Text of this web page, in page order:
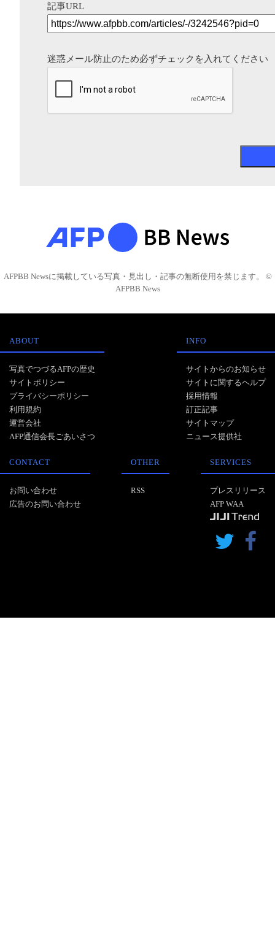
記事URL
迷惑メール防止のため必ずチェックを入れてください
AFPBB Newsに掲載している写真・見出し・記事の無断使用を禁じます。 ©
AFPBB News
ABOUT
写真でつづるAFPの歴史
サイトポリシー
プライバシーポリシー
利用規約
運営会社
AFP通信会長ごあいさつ
INFO
サイトからのお知らせ
サイトに関するヘルプ
採用情報
訂正記事
サイトマップ
ニュース提供社
CONTACT
お問い合わせ
広告のお問い合わせ
OTHER
RSS
SERVICES
プレスリリース
AFP WAA